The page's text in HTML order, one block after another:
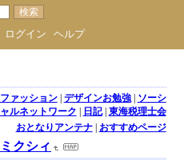
ログイン ヘルプ
ファッション| デザインお勉強| ソーシ
ャルネットワーク | 日記| 東海税理士会
おとなりアンテナ| おすすめページ
ミクシィ